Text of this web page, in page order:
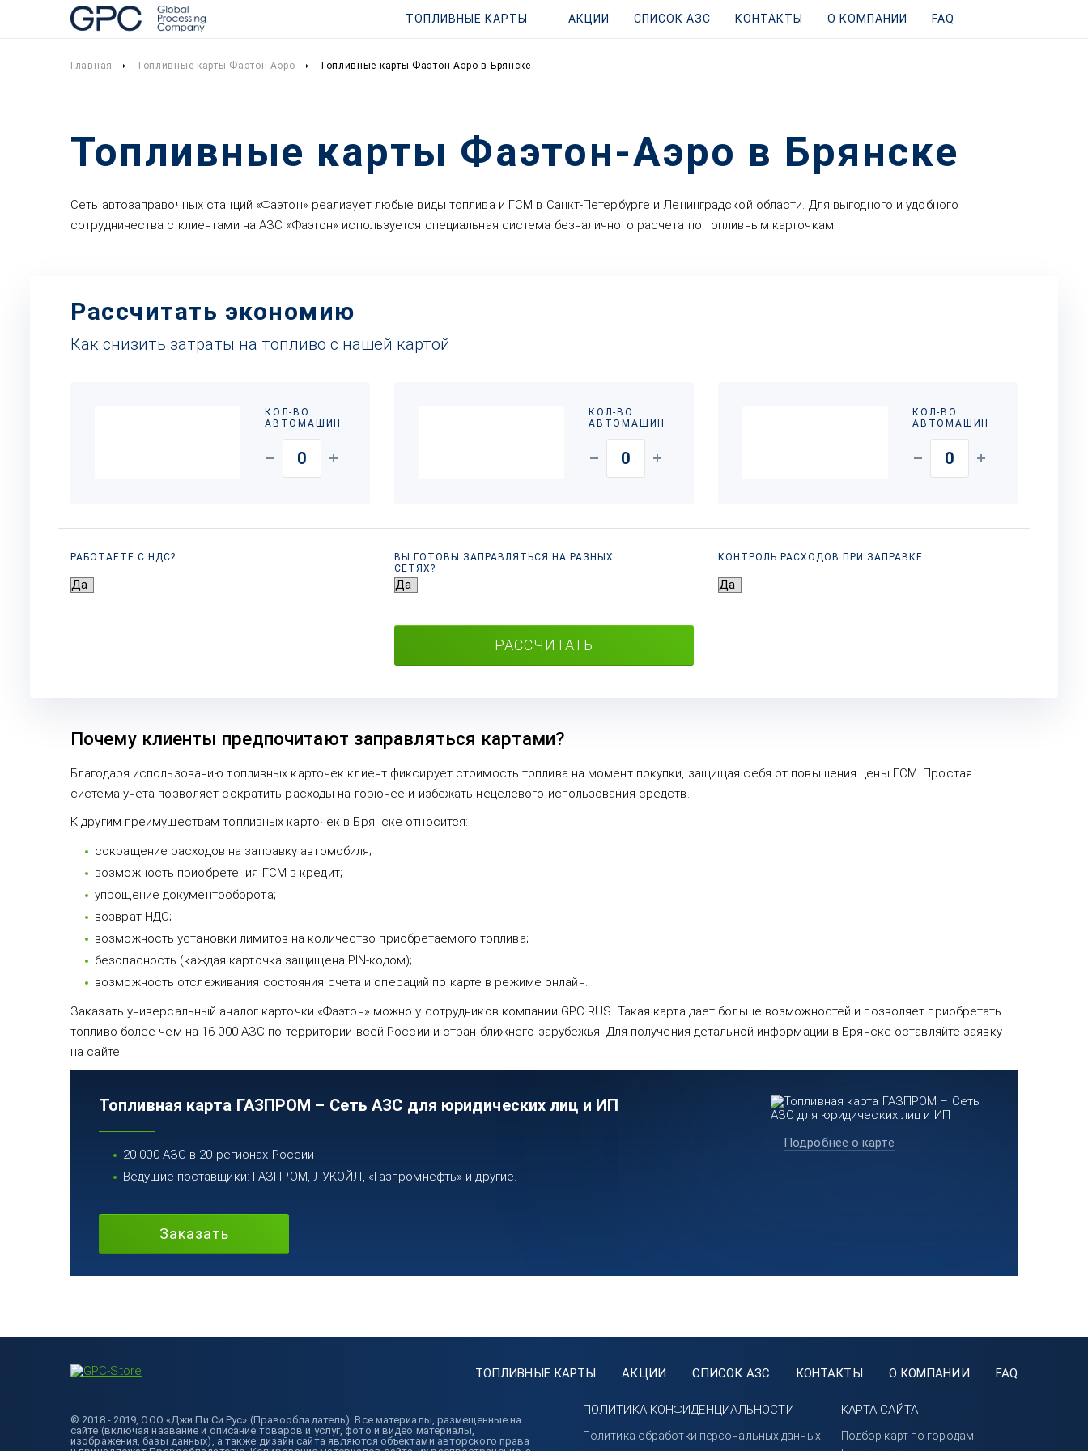
ТОПЛИВНЫЕ КАРТЫ АКЦИИ СПИСОК АЗС КОНТАКТЫ О КОМПАНИИ FAQ
Главная Топливные карты Фаэтон-Аэро Топливные карты Фаэтон-Аэро в Брянске
Топливные карты Фаэтон-Аэро в Брянске
Сеть автозаправочных станций «Фаэтон» реализует любые виды топлива и ГСМ в Санкт-Петербурге и Ленинградской области. Для выгодного и удобного
сотрудничества с клиентами на АЗС «Фаэтон» используется специальная система безналичного расчета по топливным карточкам.
Рассчитать экономию
Как снизить затраты на топливо с нашей картой
КОЛ-ВО
АВТОМАШИН
КОЛ-ВО
АВТОМАШИН
КОЛ-ВО
АВТОМАШИН
РАБОТАЕТЕ С НДС?
ВЫ ГОТОВЫ ЗАПРАВЛЯТЬСЯ НА РАЗНЫХ
СЕТЯХ?
КОНТРОЛЬ РАСХОДОВ ПРИ ЗАПРАВКЕ
РАССЧИТАТЬ
Почему клиенты предпочитают заправляться картами?
Благодаря использованию топливных карточек клиент фиксирует стоимость топлива на момент покупки, защищая себя от повышения цены ГСМ. Простая
система учета позволяет сократить расходы на горючее и избежать нецелевого использования средств.
К другим преимуществам топливных карточек в Брянске относится:
сокращение расходов на заправку автомобиля;
возможность приобретения ГСМ в кредит;
упрощение документооборота;
возврат НДС;
возможность установки лимитов на количество приобретаемого топлива;
безопасность (каждая карточка защищена PIN-кодом);
возможность отслеживания состояния счета и операций по карте в режиме онлайн.
Заказать универсальный аналог карточки «Фаэтон» можно у сотрудников компании GPC RUS. Такая карта дает больше возможностей и позволяет приобретать
топливо более чем на 16 000 АЗС по территории всей России и стран ближнего зарубежья. Для получения детальной информации в Брянске оставляйте заявку
на сайте.
Топливная карта ГАЗПРОМ – Сеть АЗС для юридических лиц и ИП
20 000 АЗС в 20 регионах России
Ведущие поставщики: ГАЗПРОМ, ЛУКОЙЛ, «Газпромнефть» и другие.
Заказать
Подробнее о карте
ТОПЛИВНЫЕ КАРТЫ АКЦИИ СПИСОК АЗС КОНТАКТЫ О КОМПАНИИ FAQ
© 2018 - 2019, ООО «Джи Пи Си Рус» (Правообладатель). Все материалы, размещенные на
сайте (включая название и описание товаров и услуг, фото и видео материалы,
изображения, базы данных), а также дизайн сайта являются объектами авторского права
ПОЛИТИКА КОНФИДЕНЦИАЛЬНОСТИ
Политика обработки персональных данных
КАРТА САЙТА
Подбор карт по городам